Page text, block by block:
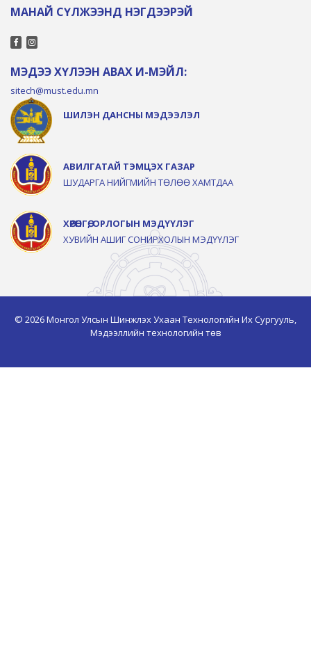
МАНАЙ СҮЛЖЭЭНД НЭГДЭЭРЭЙ
МЭДЭЭ ХҮЛЭЭН АВАХ И-МЭЙЛ:
sitech@must.edu.mn
ШИЛЭН ДАНСНЫ МЭДЭЭЛЭЛ
АВИЛГАТАЙ ТЭМЦЭХ ГАЗАР
ШУДАРГА НИЙГМИЙН ТӨЛӨӨ ХАМТДАА
ХӨРӨНГӨ, ОРЛОГЫН МЭДҮҮЛЭГ
ХУВИЙН АШИГ СОНИРХОЛЫН МЭДҮҮЛЭГ
© 2026 Монгол Улсын Шинжлэх Ухаан Технологийн Их Сургууль,
Мэдээллийн технологийн төв